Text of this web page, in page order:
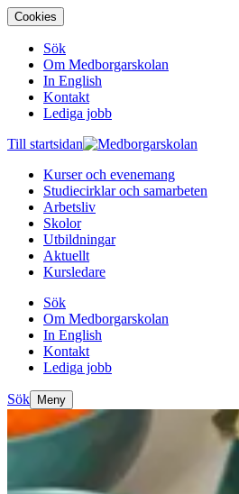
Cookies
Sök
Om Medborgarskolan
In English
Kontakt
Lediga jobb
Till startsidan
Kurser och evenemang
Studiecirklar och samarbeten
Arbetsliv
Skolor
Utbildningar
Aktuellt
Kursledare
Sök
Om Medborgarskolan
In English
Kontakt
Lediga jobb
Sök Meny